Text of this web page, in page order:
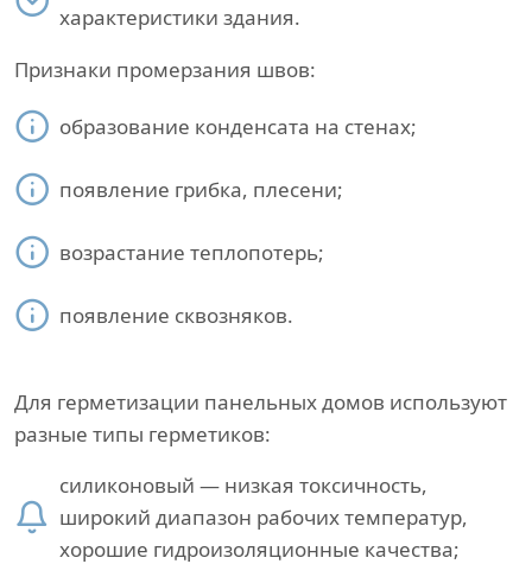
характеристики здания.
Признаки промерзания швов:
образование конденсата на стенах;
появление грибка, плесени;
возрастание теплопотерь;
появление сквозняков.
Для герметизации панельных домов используют
разные типы герметиков:
силиконовый — низкая токсичность,
широкий диапазон рабочих температур,
хорошие гидроизоляционные качества;